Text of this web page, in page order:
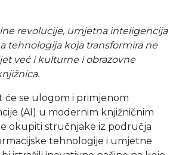
revolucije, umjetna inteligencija
tehnologija koja transformira ne
već i kulturne i obrazovne
će se ulogom i primjenom
(AI) u modernim knjižničnim
okupiti stručnjake iz područja
tehnologije i umjetne